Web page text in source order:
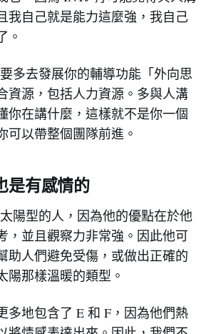
我自己就是能力這麼強，我自己
。
多去發展你的輔導功能「外向思
資源，包括人力資源。多與人溝
你在講什麼，這樣就不是你一個
可以帶整個團隊前進。
是有感情的
陽型的人，因為他的優點在於他
，並且觀察力非常強。因此他可
助人們避免受傷，或做出正確的
陽那樣溫暖的類型。
多地包含了 E 和 F，因為他們熱